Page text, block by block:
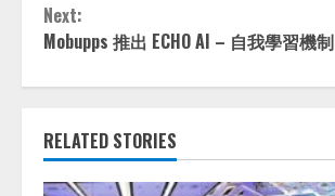
Next:
Mobupps 推出 ECHO AI – 自我學習機制
RELATED STORIES